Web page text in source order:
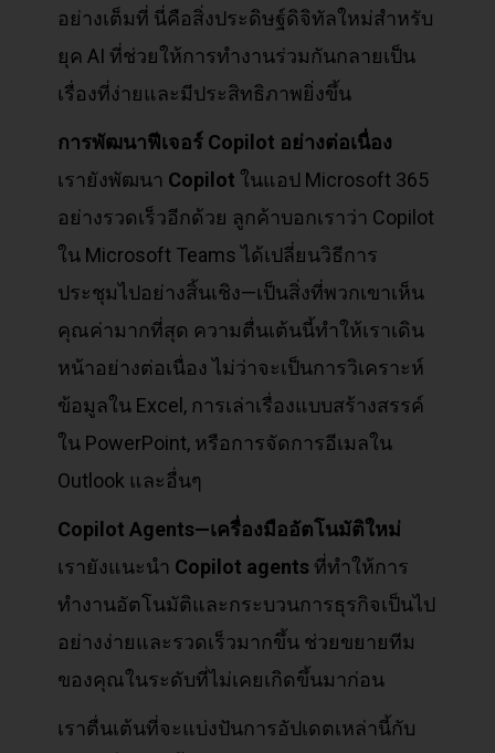
อย่างเต็มที่ นี่คือสิ่งประดิษฐ์ดิจิทัลใหม่สำหรับ
ยุค AI ที่ช่วยให้การทำงานร่วมกันกลายเป็น
เรื่องที่ง่ายและมีประสิทธิภาพยิ่งขึ้น
การพัฒนาฟีเจอร์ Copilot อย่างต่อเนื่อง
เรายังพัฒนา Copilot ในแอป Microsoft 365
อย่างรวดเร็วอีกด้วย ลูกค้าบอกเราว่า Copilot
ใน Microsoft Teams ได้เปลี่ยนวิธีการ
ประชุมไปอย่างสิ้นเชิง—เป็นสิ่งที่พวกเขาเห็น
คุณค่ามากที่สุด ความตื่นเต้นนี้ทำให้เราเดิน
หน้าอย่างต่อเนื่อง ไม่ว่าจะเป็นการวิเคราะห์
ข้อมูลใน Excel, การเล่าเรื่องแบบสร้างสรรค์
ใน PowerPoint, หรือการจัดการอีเมลใน
Outlook และอื่นๆ
Copilot Agents—เครื่องมืออัตโนมัติใหม่
เรายังแนะนำ Copilot agents ที่ทำให้การ
ทำงานอัตโนมัติและกระบวนการธุรกิจเป็นไป
อย่างง่ายและรวดเร็วมากขึ้น ช่วยขยายทีม
ของคุณในระดับที่ไม่เคยเกิดขึ้นมาก่อน
เราตื่นเต้นที่จะแบ่งปันการอัปเดตเหล่านี้กับ